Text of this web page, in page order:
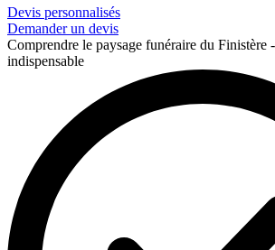
Devis personnalisés
Demander un devis
Comprendre le paysage funéraire du Finistère
indispensable